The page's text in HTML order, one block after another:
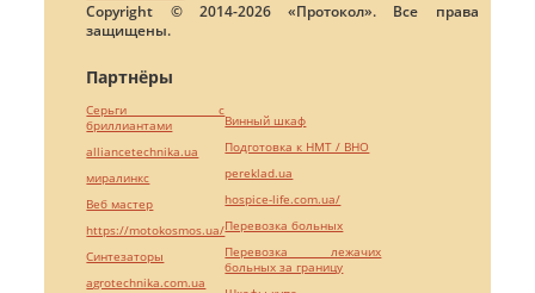
Copyright © 2014-2026 «Протокол». Все права
защищены.
Партнёры
Серьги с
бриллиантами
alliancetechnika.ua
миралинкс
Веб мастер
https://motokosmos.ua/
Синтезаторы
agrotechnika.com.ua
Винный шкаф
Подготовка к НМТ / ВНО
pereklad.ua
hospice-life.com.ua/
Перевозка больных
Перевозка лежачих
больных за границу